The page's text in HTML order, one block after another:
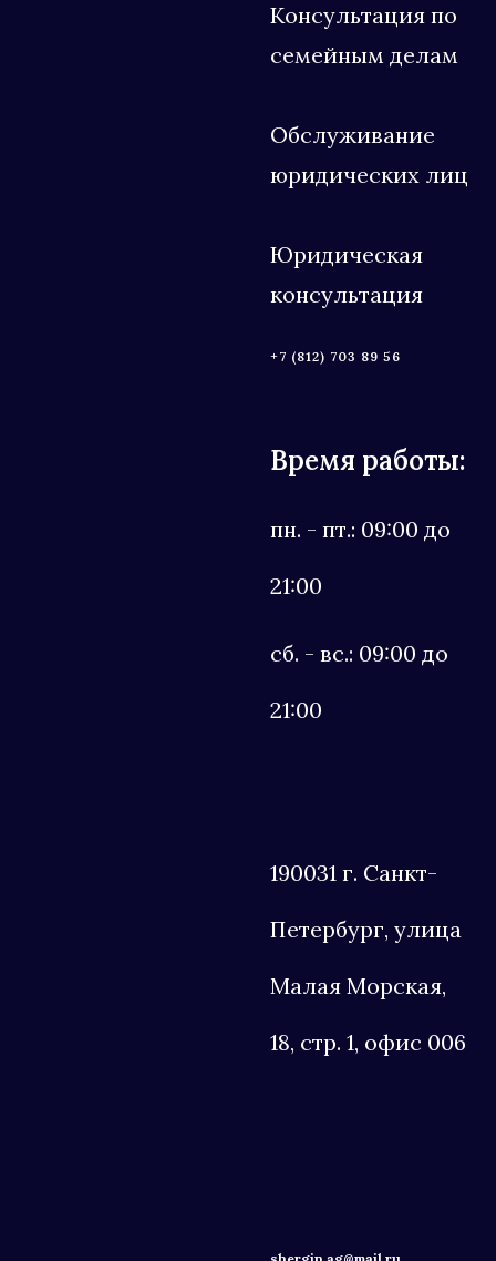
Консультация по
семейным делам
Обслуживание
юридических лиц
Юридическая
консультация
+7 (812) 703 89 56
Время работы:
пн. - пт.: 09:00 до
21:00
сб. - вс.: 09:00 до
21:00
190031 г. Санкт-
Петербург, улица
Малая Морская,
18, стр. 1, офис 006